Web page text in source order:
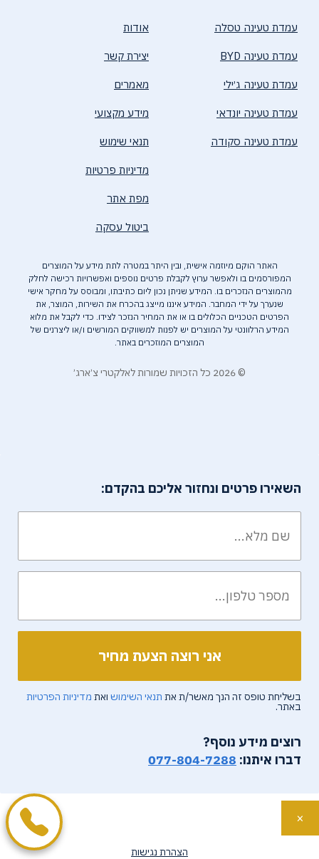
עמדת טעינה טסלה
עמדת טעינה BYD
עמדת טעינה ג׳ילי
עמדת טעינה יונדאי
עמדת טעינה סקודה
אודות
יצירת קשר
מאמרים
מידע מקצועי
תנאי שימוש
מדיניות פרטיות
מפת אתר
ביטול עסקה
האתר הוקם מיוזמה אישית, ובין היתר במטרה לתת מידע על המוצרים
המפורסמים בו ולאפשר ערוץ לקבלת פרטים נוספים ואפשרויות רכישה לחלק
מהמוצרים הנזכרים בו. המידע שניתן נכון ליום כתיבתו, ומבוסס על מחקר אישי
שנערך על ידי המחבר. המידע איננו מייצג בהכרח את השירות, המוצר, את
הפרטים הטכניים הכלולים בו או את המחיר הנזכר לצידו. כדי לקבל את מלוא
המידע הרלוונטי על המוצרים יש לפנות למשווקים המורשים ו/או ליצרנים של
המוצרים המוזכרים באתר.
© 2026 כל הזכויות שמורות לאלקטרי צ׳ארג׳
השאירו פרטים ונחזור אליכם בהקדם:
בשליחת טופס זה הנך מאשר/ת את תנאי השימוש ואת מדיניות הפרטיות
באתר.
רוצים מידע נוסף?
דברו איתנו: 077-804-7288
×
הצהרת נגישות